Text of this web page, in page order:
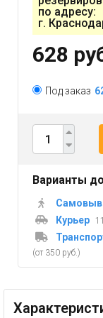
по адресу:
г.
628
Под заказ
Варианты
Курьер
(от 350 руб.)